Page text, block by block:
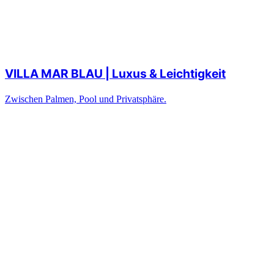
VILLA MAR BLAU | Luxus & Leichtigkeit
Zwischen Palmen, Pool und Privatsphäre.